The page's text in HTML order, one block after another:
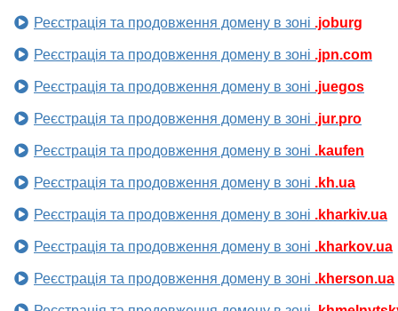
Реєстрація та продовження домену в зоні .joburg
Реєстрація та продовження домену в зоні .jpn.com
Реєстрація та продовження домену в зоні .juegos
Реєстрація та продовження домену в зоні .jur.pro
Реєстрація та продовження домену в зоні .kaufen
Реєстрація та продовження домену в зоні .kh.ua
Реєстрація та продовження домену в зоні .kharkiv.ua
Реєстрація та продовження домену в зоні .kharkov.ua
Реєстрація та продовження домену в зоні .kherson.ua